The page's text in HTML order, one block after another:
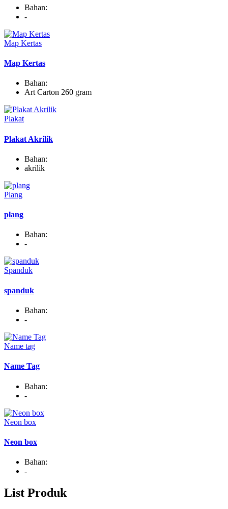
termasuk akurasi tinggi, konsistensi, dan kemampuan untuk
memproses material dengan kompleksitas yang tinggi dengan cepat
Bahan:
-
Map Kertas
Map Kertas
Bahan:
Art Carton 260 gram
Plakat
Plakat Akrilik
Bahan:
akrilik
Plang
plang
Bahan:
-
Spanduk
spanduk
Bahan:
-
Name tag
Name Tag
Bahan:
-
Neon box
Neon box
Bahan:
-
List Produk